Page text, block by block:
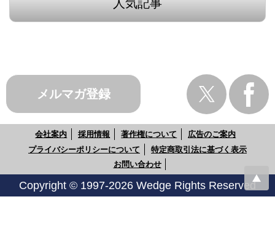
人気記事
メルマガ登録
会社案内 採用情報 著作権について
広告のご案内
プライバシーポリシーについて
特定商取引法に基づく表示
お問い合わせ
Copyright © 1997-2026 Wedge Rights Reserved